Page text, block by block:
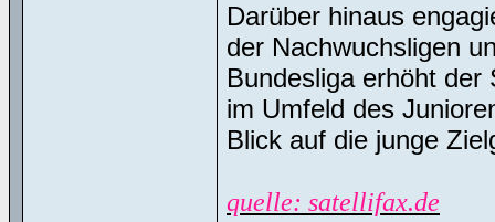
Darüber hinaus
der Nachwuchsligen
Bundesliga erhöht
im Umfeld des
Blick auf die junge
quelle: satellifax.de